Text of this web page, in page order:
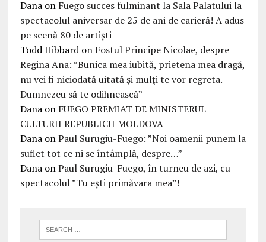
Danaon Fuego succes fulminant la Sala Palatului la
spectacolul aniversar de 25 de ani de carieră! A adus
pe scenă 80 de artiști
Todd Hibbardon Fostul Principe Nicolae, despre
Regina Ana: ”Bunica mea iubită, prietena mea dragă,
nu vei fi niciodată uitată şi mulţi te vor regreta.
Dumnezeu să te odihnească”
Danaon FUEGO PREMIAT DE MINISTERUL
CULTURII REPUBLICII MOLDOVA
DanaonPaul Surugiu-Fuego: ”Noi oamenii punem la
suflet tot ce ni se întâmplă, despre…”
DanaonPaul Surugiu-Fuego, în turneu de azi, cu
spectacolul ”Tu ești primăvara mea”!